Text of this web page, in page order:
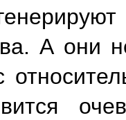
А они